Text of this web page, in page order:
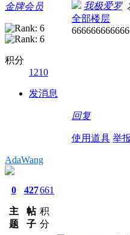
金牌会员
积分
1210
发消息
我极爱罗
全部楼层
回复
使用道具 举
AdaWang
0
主
题
427
帖
子
661
积
分